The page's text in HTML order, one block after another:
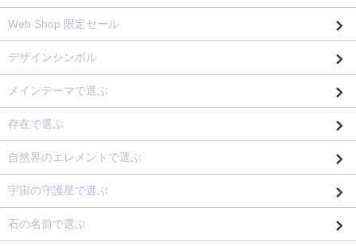
Web Shop 限定セール
デザインシンボル
メインテーマで選ぶ
存在で選ぶ
自然界のエレメントで選ぶ
宇宙の守護星で選ぶ
石の名前で選ぶ